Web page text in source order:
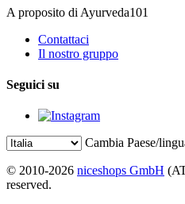
A proposito di Ayurveda101
Contattaci
Il nostro gruppo
Seguici su
Cambia Paese/
© 2010-2026 niceshops GmbH
reserved.